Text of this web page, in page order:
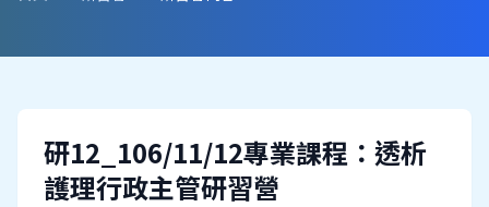
研12_106/11/12專業課程：透析
護理行政主管研習營